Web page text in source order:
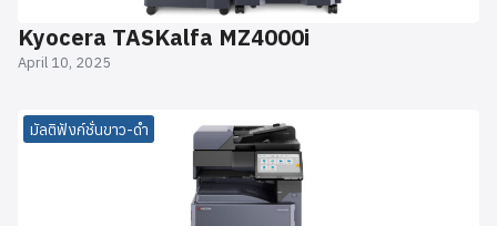
Kyocera TASKalfa MZ4000i
April 10, 2025
มัลติฟังก์ชั่นขาว-ดำ